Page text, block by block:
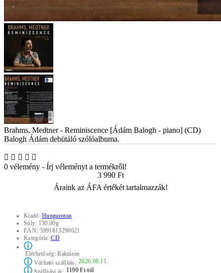
Brahms, Medtner - Reminiscence [Ádám Balogh - piano] (CD)
Balogh Ádám debütáló szólóalbuma.
0 vélemény - Írj véleményt a termékről!
3 990 Ft
Áraink az ÁFA értékét tartalmazzák!
Kiadó:Hungaroton
Súly: 130.00g
EAN: 5991813290021
Kategória:CD
ⓘ
Elérhetőség:Raktáron
ⓘVárható szállítás: 2026.08.11.
ⓘSzállítási ár: 1190 Ft-tól